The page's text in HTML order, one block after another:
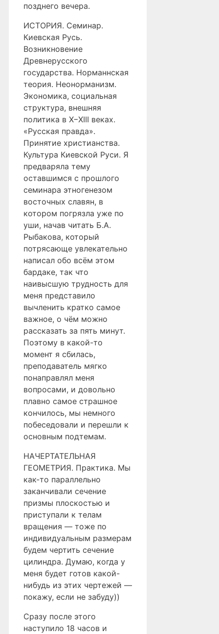
позднего вечера.
ИСТОРИЯ. Семинар.
Киевская Русь.
Возникновение
Древнерусского
государства. Норманнская
теория. Неонорманизм.
Экономика, социальная
структура, внешняя
политика в X−XIII веках.
«Русская правда».
Принятие христианства.
Культура Киевской Руси. Я
предваряла тему
оставшимся с прошлого
семинара этногенезом
восточных славян, в
котором погрязла уже по
уши, начав читать Б.А.
Рыбакова, который
потрясающе увлекательно
написал обо всём этом
бардаке, так что
наивысшую трудность для
меня представило
вычленить кратко самое
важное, о чём можно
рассказать за пять минут.
Поэтому в какой-то
момент я сбилась,
преподаватель мягко
понаправлял меня
вопросами, и довольно
плавно самое страшное
кончилось, мы немного
побеседовали и перешли к
основным подтемам.
НАЧЕРТАТЕЛЬНАЯ
ГЕОМЕТРИЯ. Практика. Мы
как-то параллельно
заканчивали сечение
призмы плоскостью и
приступали к телам
вращения — тоже по
индивидуальным размерам
будем чертить сечение
цилиндра. Думаю, когда у
меня будет готов какой-
нибудь из этих чертежей —
покажу, если не забуду))
Сразу после этого
наступило 18 часов и